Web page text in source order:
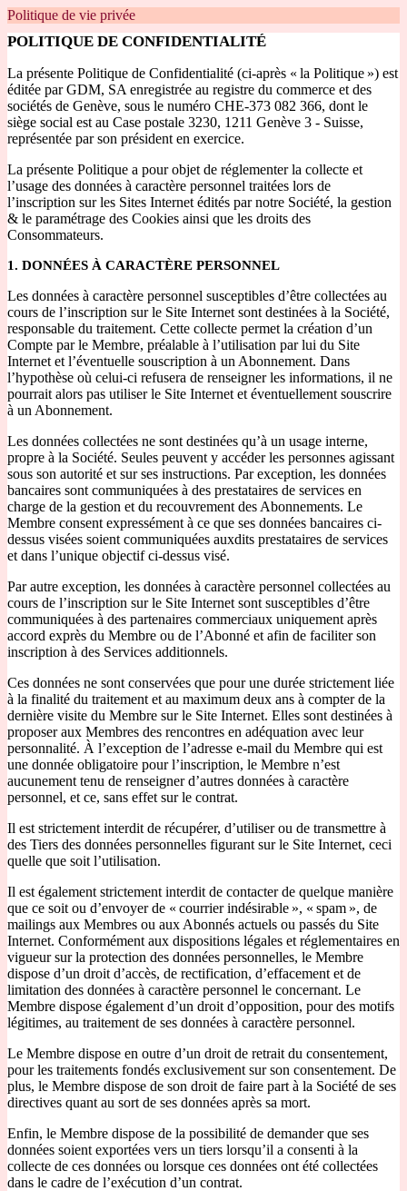
Politique de vie privée
POLITIQUE DE CONFIDENTIALITÉ
La présente Politique de Confidentialité (ci-après « la Politique ») est
éditée par GDM, SA enregistrée au registre du commerce et des
sociétés de Genève, sous le numéro CHE-373 082 366, dont le
siège social est au Case postale 3230, 1211 Genève 3 - Suisse,
représentée par son président en exercice.
La présente Politique a pour objet de réglementer la collecte et
l’usage des données à caractère personnel traitées lors de
l’inscription sur les Sites Internet édités par notre Société, la gestion
& le paramétrage des Cookies ainsi que les droits des
Consommateurs.
1. DONNÉES À CARACTÈRE PERSONNEL
Les données à caractère personnel susceptibles d’être collectées au
cours de l’inscription sur le Site Internet sont destinées à la Société,
responsable du traitement. Cette collecte permet la création d’un
Compte par le Membre, préalable à l’utilisation par lui du Site
Internet et l’éventuelle souscription à un Abonnement. Dans
l’hypothèse où celui-ci refusera de renseigner les informations, il ne
pourrait alors pas utiliser le Site Internet et éventuellement souscrire
à un Abonnement.
Les données collectées ne sont destinées qu’à un usage interne,
propre à la Société. Seules peuvent y accéder les personnes agissant
sous son autorité et sur ses instructions. Par exception, les données
bancaires sont communiquées à des prestataires de services en
charge de la gestion et du recouvrement des Abonnements. Le
Membre consent expressément à ce que ses données bancaires ci-
dessus visées soient communiquées auxdits prestataires de services
et dans l’unique objectif ci-dessus visé.
Par autre exception, les données à caractère personnel collectées au
cours de l’inscription sur le Site Internet sont susceptibles d’être
communiquées à des partenaires commerciaux uniquement après
accord exprès du Membre ou de l’Abonné et afin de faciliter son
inscription à des Services additionnels.
Ces données ne sont conservées que pour une durée strictement liée
à la finalité du traitement et au maximum deux ans à compter de la
dernière visite du Membre sur le Site Internet. Elles sont destinées à
proposer aux Membres des rencontres en adéquation avec leur
personnalité. À l’exception de l’adresse e-mail du Membre qui est
une donnée obligatoire pour l’inscription, le Membre n’est
aucunement tenu de renseigner d’autres données à caractère
personnel, et ce, sans effet sur le contrat.
Il est strictement interdit de récupérer, d’utiliser ou de transmettre à
des Tiers des données personnelles figurant sur le Site Internet, ceci
quelle que soit l’utilisation.
Il est également strictement interdit de contacter de quelque manière
que ce soit ou d’envoyer de « courrier indésirable », « spam », de
mailings aux Membres ou aux Abonnés actuels ou passés du Site
Internet. Conformément aux dispositions légales et réglementaires en
vigueur sur la protection des données personnelles, le Membre
dispose d’un droit d’accès, de rectification, d’effacement et de
limitation des données à caractère personnel le concernant. Le
Membre dispose également d’un droit d’opposition, pour des motifs
légitimes, au traitement de ses données à caractère personnel.
Le Membre dispose en outre d’un droit de retrait du consentement,
pour les traitements fondés exclusivement sur son consentement. De
plus, le Membre dispose de son droit de faire part à la Société de ses
directives quant au sort de ses données après sa mort.
Enfin, le Membre dispose de la possibilité de demander que ses
données soient exportées vers un tiers lorsqu’il a consenti à la
collecte de ces données ou lorsque ces données ont été collectées
dans le cadre de l’exécution d’un contrat.